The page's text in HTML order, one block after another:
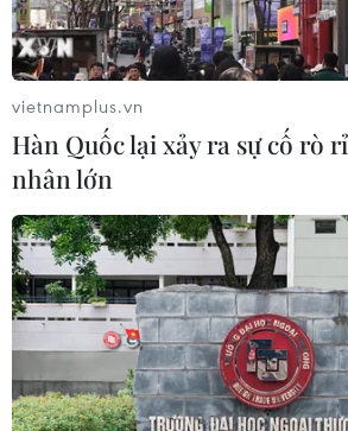
vietnamplus.vn
Hàn Quốc lại xảy ra sự cố rò
nhân lớn